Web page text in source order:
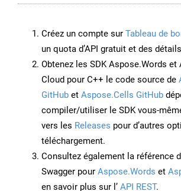
Créez un compte sur Tableau de
un quota d’API gratuit et des
Obtenez les SDK Aspose.Words et
Cloud pour C++ le code source de
GitHub et Aspose.Cells GitHub
compiler/utiliser le SDK vous-
vers les Releases pour d’autres
téléchargement.
Consultez également la référence
Swagger pour Aspose.Words et
en savoir plus sur l’ API REST.